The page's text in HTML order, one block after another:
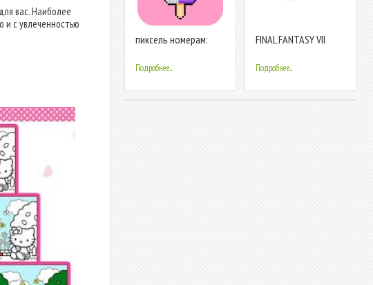
вас. Наиболее
и с увлеченностью
пиксель номерам:
номерам по цифрам
Подробнее...
FINAL FANTASY VII
Подробнее...